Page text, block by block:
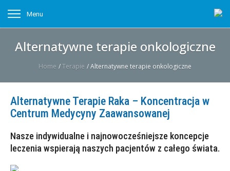
Alternatywne terapie onkologiczne
Home /Terapie /Alternatywne terapie onkologiczne
Alternatywne Terapie Raka – Koncentracja w
Centrum Medycyny Zaawansowanej
Nasze indywidualne i najnowocześniejsze koncepcje
leczenia wspierają naszych pacjentów z całego świata.
Menu